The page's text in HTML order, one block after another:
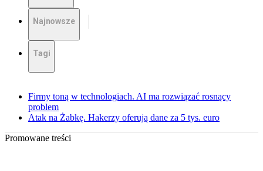
Najnowsze
Tagi
Firmy toną w technologiach. AI ma rozwiązać rosnący
problem
Atak na Żabkę. Hakerzy oferują dane za 5 tys. euro
Promowane treści